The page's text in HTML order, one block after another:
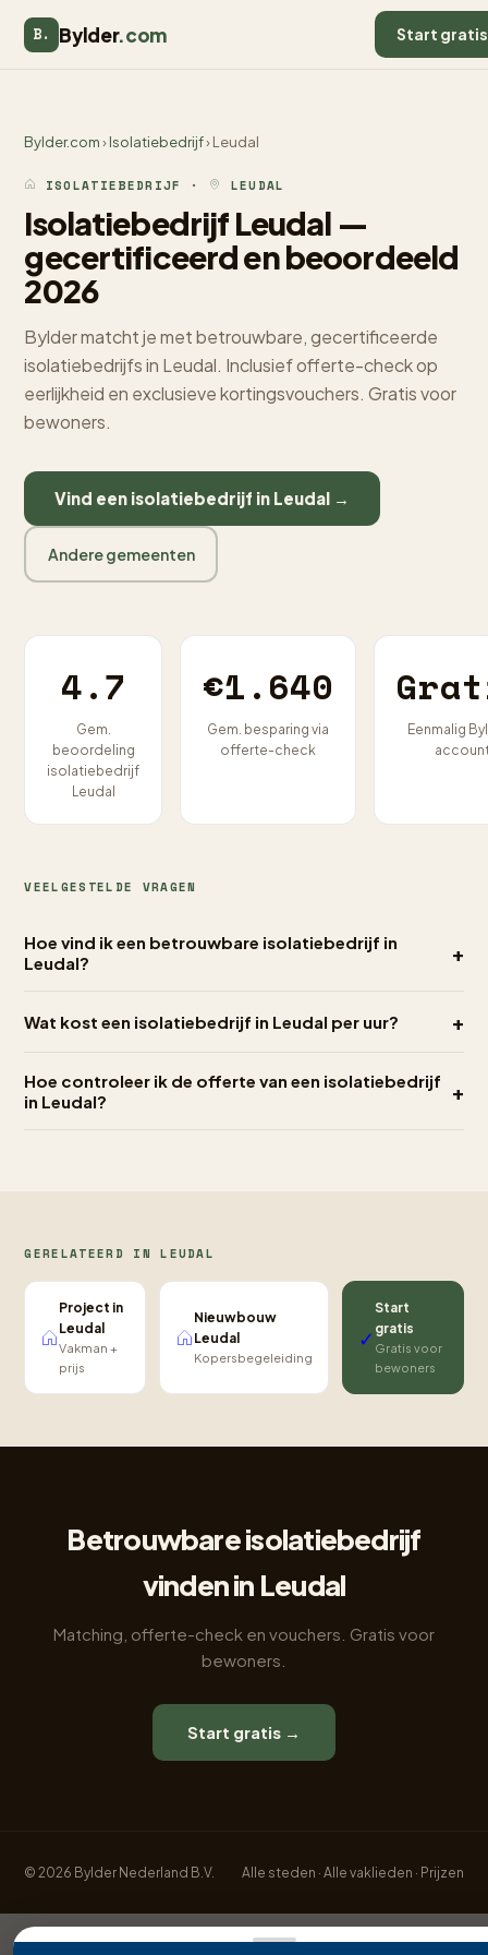
B. Bylder.com Start
Bylder.com›Isolatiebedrijf› Leudal
ISOLATIEBEDRIJF · LEUDAL
Isolatiebedrijf Leudal —
gecertificeerd en beoordeeld
2026
Bylder matcht je met betrouwbare, gecertificeerde
isolatiebedrijfs in Leudal. Inclusief offerte-check op
eerlijkheid en exclusieve kortingsvouchers. Gratis voor
bewoners.
Vind een isolatiebedrijf in Leudal →
Andere gemeenten
4.7
Gem.
beoordeling
isolatiebedrijf
Leudal
€1.640
Gem. besparing via
offerte-check
Eenmalig
VEELGESTELDE VRAGEN
Hoe vind ik een betrouwbare isolatiebedrijf in
Leudal?
+
Wat kost een isolatiebedrijf in Leudal per uur? +
Hoe controleer ik de offerte van een isolatiebedrijf
in Leudal?
+
GERELATEERD IN LEUDAL
Project in
Leudal
Vakman +
prijs
Nieuwbouw
Leudal
Kopersbegeleiding
✓
Start
gratis
Gratis voor
bewoners
Betrouwbare isolatiebedrijf
vinden in Leudal
Matching, offerte-check en vouchers. Gratis voor
bewoners.
Start gratis →
© 2026 Bylder Nederland B.V. Alle steden · Alle vaklieden · Prijzen